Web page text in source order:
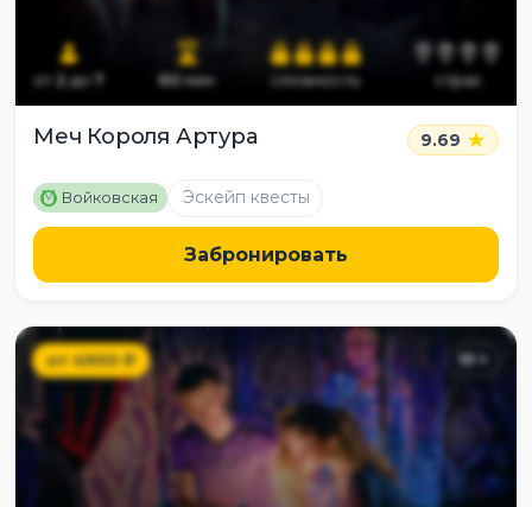
от 2до 7 60мин сложность страх
Меч Короля Артура 9.69
M Войковская Эскейп квесты
Забронировать
от4900₽ 10 +